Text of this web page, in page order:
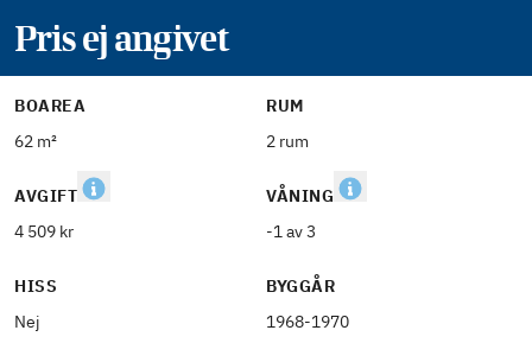
Pris ej angivet
BOAREA
62 m²
RUM
2 rum
AVGIFT
4 509 kr
VÅNING
-1 av 3
HISS
Nej
BYGGÅR
1968-1970